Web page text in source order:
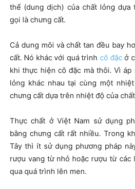
thể (dung dịch) của chất lỏng
gọi là chưng cất.
Cả dung môi và chất tan đều bay
cất. Nó khác với quá trình cô đặc ở
khi thực hiện cô đặc mà thôi. Vì áp
lỏng khác nhau tại cùng một
chưng cất dựa trên nhiệt độ của
Thực chất ở Việt Nam sử dụng
bằng chưng cất rất nhiều. Trong
Tây thì ít sử dụng phương pháp
rượu vang từ nhỏ hoặc rượu từ các
qua quá trình lên men.